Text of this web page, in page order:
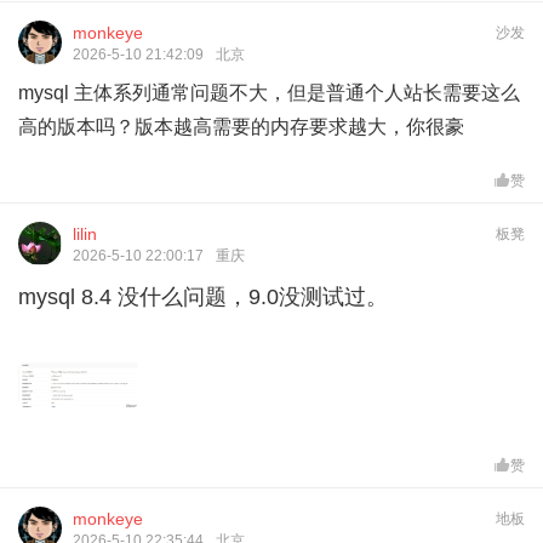
沙发
monkeye
2026-5-10 21:42:09 北京
mysql 主体系列通常问题不大，但是普通个人站长需要这么
高的版本吗？版本越高需要的内存要求越大，你很豪
赞
板凳
lilin
2026-5-10 22:00:17 重庆
mysql 8.4 没什么问题，9.0没测试过。
赞
地板
monkeye